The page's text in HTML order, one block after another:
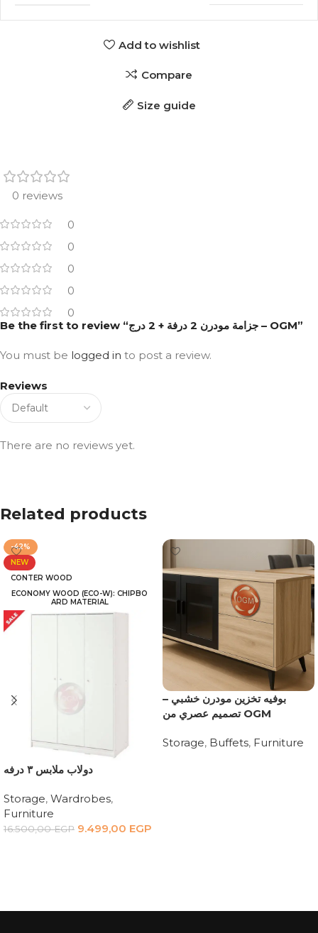
Add to wishlist
Compare
Size guide
0 reviews
0
0
0
0
0
Reviews
There are no reviews yet.
Be the first to review “جزامة مودرن 2 درفة + 2 درج – OGM”
You must be logged in to post a review.
Related products
-42%
NEW
CONTER WOOD
ECONOMY WOOD (ECO-W): CHIPBO
ARD MATERIAL
دولاب ملابس ٣ درفه
Storage, Wardrobes,
Furniture
16.500,00EGP 9.499,00 EGP
بوفيه تخزين مودرن خشبي –
تصميم عصري من OGM
Storage, Buffets, Furniture